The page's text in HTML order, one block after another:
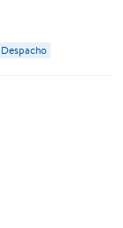
Despacho